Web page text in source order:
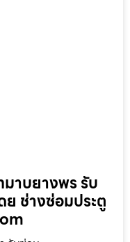
มาบยางพร รับ
ย ช่างซ่อมประตู